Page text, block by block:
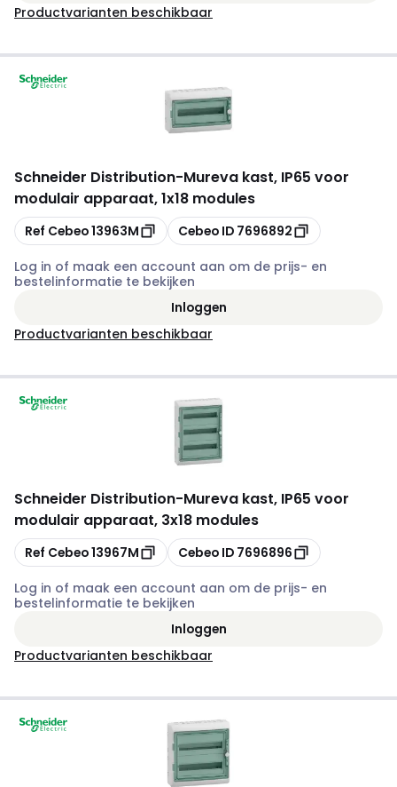
Productvarianten beschikbaar
Schneider Distribution-Mureva kast, IP65 voor
modulair apparaat, 1x18 modules
Kopiëren
Ref Cebeo13963M Kopiëren
Cebeo ID 7696892
Log in of maak een account aan om de prijs- en
bestelinformatie te bekijken
Inloggen
Productvarianten beschikbaar
Schneider Distribution-Mureva kast, IP65 voor
modulair apparaat, 3x18 modules
Kopiëren
Ref Cebeo13967M Kopiëren
Cebeo ID 7696896
Log in of maak een account aan om de prijs- en
bestelinformatie te bekijken
Inloggen
Productvarianten beschikbaar